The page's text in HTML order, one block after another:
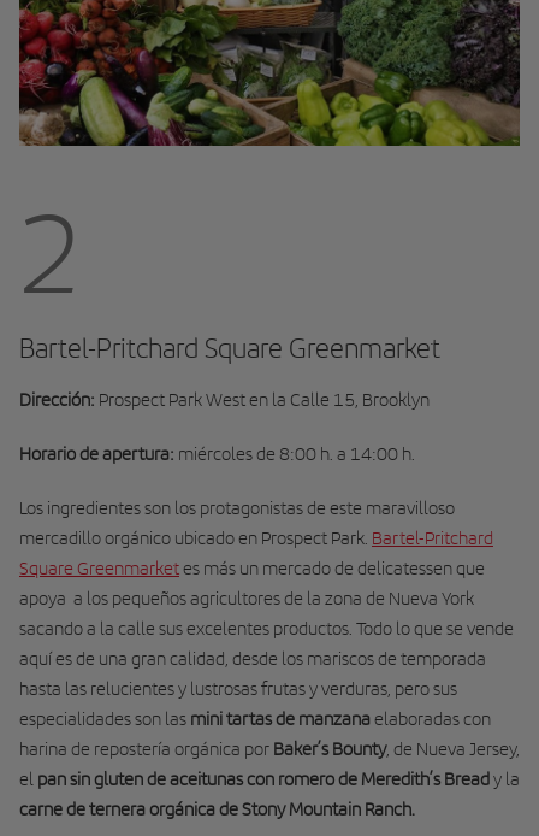
2
Bartel-Pritchard Square Greenmarket
Dirección: Prospect Park West en la Calle 15, Brooklyn
Horario de apertura: miércoles de 8:00 h. a 14:00 h.
Los ingredientes son los protagonistas de este maravilloso
mercadillo orgánico ubicado en Prospect Park. Bartel-Pritchard
Square Greenmarketes más un mercado de delicatessen que
apoya a los pequeños agricultores de la zona de Nueva York
sacando a la calle sus excelentes productos. Todo lo que se vende
aquí es de una gran calidad, desde los mariscos de temporada
hasta las relucientes y lustrosas frutas y verduras, pero sus
especialidades son las mini tartas de manzanaelaboradas con
harina de repostería orgánica por Baker’s Bounty, de Nueva Jersey,
el pan sin gluten de aceitunas con romero de Meredith’s Bready la
carne de ternera orgánica de Stony Mountain Ranch.